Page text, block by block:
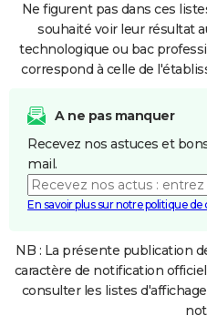
Ne figurent pas dans ces
souhaité voir leur résultat
technologique ou bac
correspond à celle de
A ne pas manquer
Recevez nos astuces et
mail.
En savoir plus sur notre politique
NB : La présente publication
caractère de notification
consulter les listes